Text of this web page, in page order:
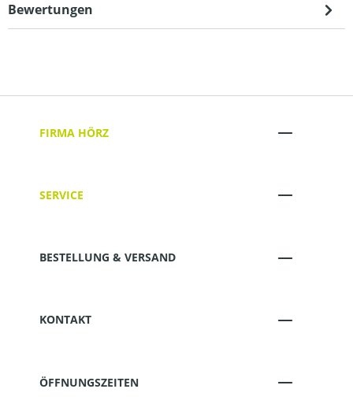
Bewertungen
FIRMA HÖRZ
SERVICE
BESTELLUNG & VERSAND
KONTAKT
ÖFFNUNGSZEITEN